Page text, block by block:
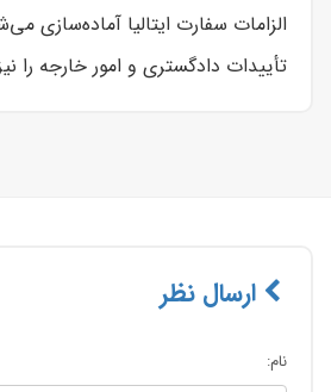
الزامات سفارت ایتالیا آماده‌سازی
تأییدات دادگستری و امور خارجه را
ارسال نظر
نام: